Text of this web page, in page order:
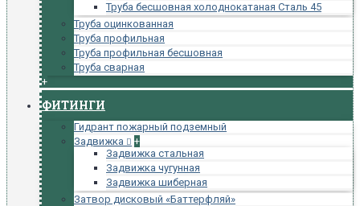
Труба бесшовная холоднокатаная Сталь 45
Труба оцинкованная
Труба профильная
Труба профильная бесшовная
Труба сварная
+
ФИТИНГИ
Гидрант пожарный подземный
Задвижка
+
Задвижка стальная
Задвижка чугунная
Задвижка шиберная
Затвор дисковый «Баттерфляй»